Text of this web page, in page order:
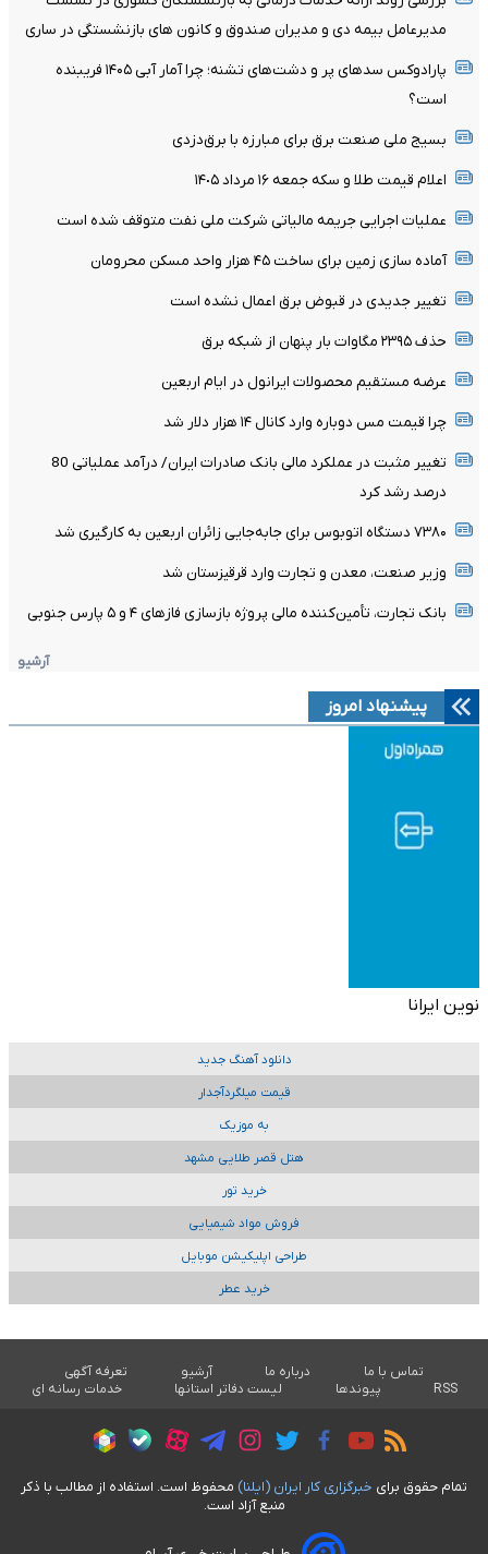
مدیرعامل بیمه دی و مدیران صندوق و کانون های بازنشستگی در ساری
پارادوکس سدهای پر و دشت‌های تشنه؛ چرا آمار آبی ۱۴۰۵ فریبنده
است؟
بسیج ملی صنعت برق برای مبارزه با برق‌دزدی
اعلام قیمت طلا و سکه جمعه ١۶ مرداد ١۴٠۵
عملیات اجرایی جریمه مالیاتی شرکت ملی نفت متوقف شده است
آماده سازی زمین برای ساخت ۴۵ هزار واحد مسکن محرومان
تغییر جدیدی در قبوض برق اعمال نشده است
حذف ۲۳۹۵ مگاوات بار پنهان از شبکه برق
عرضه مستقیم محصولات ایرانول در ایام اربعین
چرا قیمت مس دوباره وارد کانال ۱۴ هزار دلار شد
تغییر مثبت در عملکرد مالی بانک صادرات ایران/ درآمد عملیاتی 80
درصد رشد کرد
۷۳۸۰ دستگاه اتوبوس برای جابه‌جایی زائران اربعین به‌ کارگیری شد
وزیر صنعت، معدن و تجارت وارد قرقیزستان شد
بانک تجارت، تأمین‌کننده مالی پروژه بازسازی فازهای ۴ و ۵ پارس جنوبی
آرشیو
پیشنهاد امروز
نوین ایرانا
دانلود آهنگ جدید
قیمت میلگردآجدار
به موزیک
هتل قصر طلایی مشهد
خرید تور
فروش مواد شیمیایی
طراحی اپلیکیشن موبایل
خرید عطر
تماس با ما درباره ما آرشیو
تعرفه آگهی
RSS
پیوندها لیست دفاتر استانها خدمات رسانه ای
تمام حقوق برای خبرگزاری کار ايران (ايلنا) محفوظ است. استفاده از مطالب با ذکر
منبع آزاد است.